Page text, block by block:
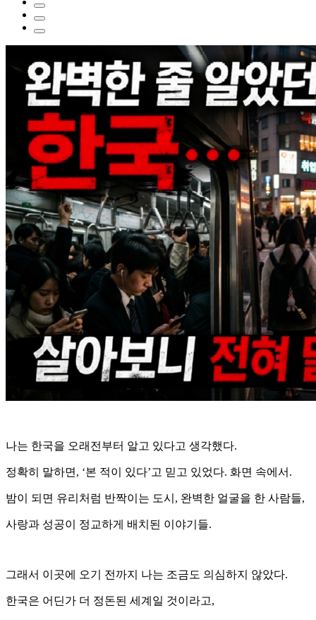
나는 한국을 오래전부터 알고 있다고 생각했다.
정확히 말하면, ‘본 적이 있다’고 믿고 있었다. 화면 속에서.
밤이 되면 유리처럼 반짝이는 도시, 완벽한 얼굴을 한 사람들,
사랑과 성공이 정교하게 배치된 이야기들.
그래서 이곳에 오기 전까지 나는 조금도 의심하지 않았다.
한국은 어딘가 더 정돈된 세계일 것이라고,